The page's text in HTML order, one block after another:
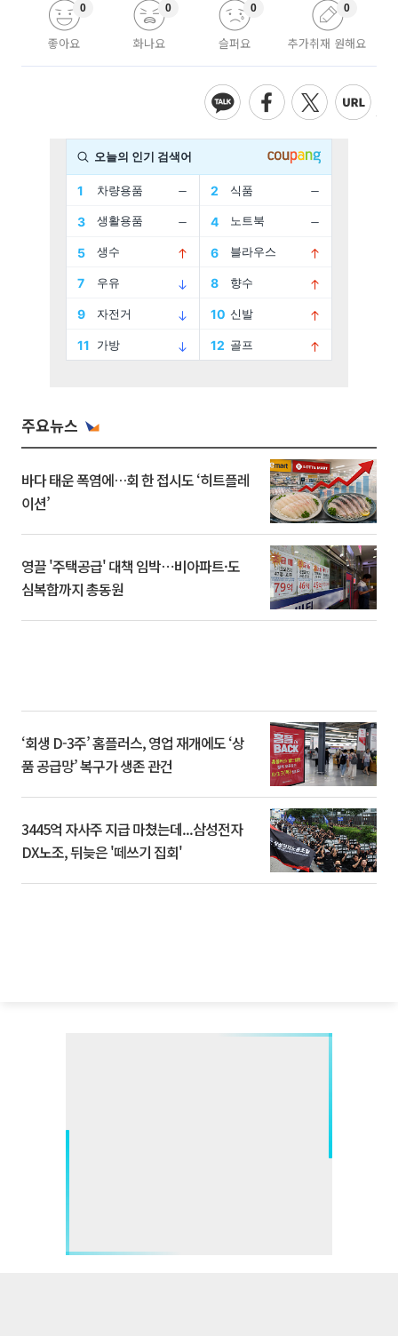
좋아요
0
화나요
0
슬퍼요
0
추가취재 원해요
0
주요뉴스
바다 태운 폭염에…회 한 접시도 ‘히트플레
이션’
영끌 '주택공급' 대책 임박⋯비아파트·도
심복합까지 총동원
‘회생 D-3주’ 홈플러스, 영업 재개에도 ‘상
품 공급망’ 복구가 생존 관건
3445억 자사주 지급 마쳤는데...삼성전자
DX노조, 뒤늦은 '떼쓰기 집회'